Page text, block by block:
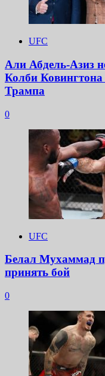
UFC
Али Абдель-Азиз
Колби Ковингтона
Трампа
0
UFC
Белал Мухаммад
принять бой
0